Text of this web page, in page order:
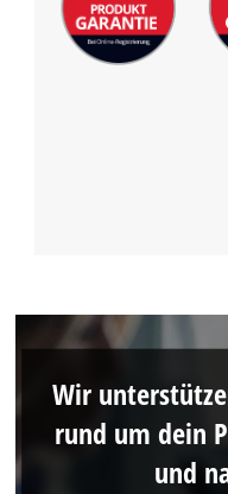
Wir
rund um dein
und